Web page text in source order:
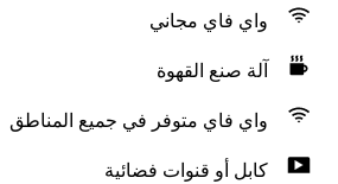
واي فاي مجاني
آلة صنع القهوة
واي فاي متوفر في جميع المناطق
كابل أو قنوات فضائية